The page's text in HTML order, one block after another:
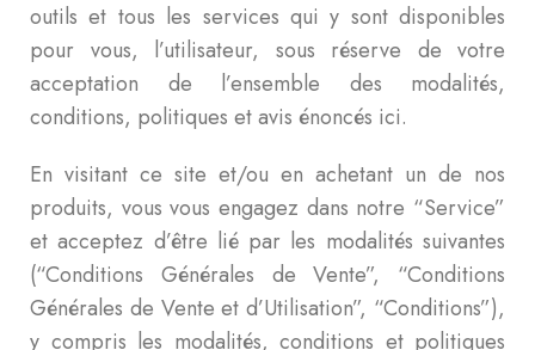
outils et tous les services qui y sont disponibles
pour vous, l’utilisateur, sous réserve de votre
acceptation de l’ensemble des modalités,
conditions, politiques et avis énoncés ici.
En visitant ce site et/ou en achetant un de nos
produits, vous vous engagez dans notre “Service”
et acceptez d’être lié par les modalités suivantes
(“Conditions Générales de Vente”, “Conditions
Générales de Vente et d’Utilisation”, “Conditions”),
y compris les modalités, conditions et politiques